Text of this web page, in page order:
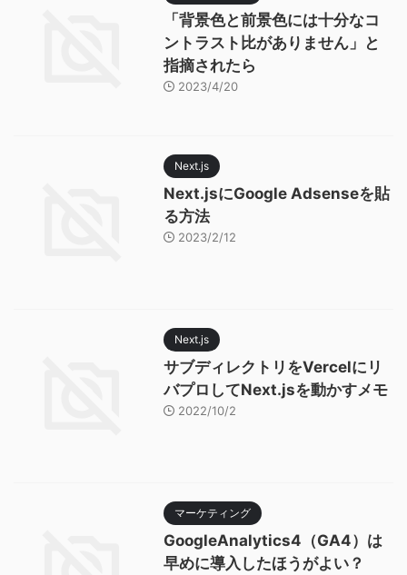
「背景色と前景色には十分なコ
ントラスト比がありません」と
指摘されたら
2023/4/20
Next.js
Next.jsにGoogle Adsenseを貼
る方法
2023/2/12
Next.js
サブディレクトリをVercelにリ
バプロしてNext.jsを動かすメモ
2022/10/2
マーケティング
GoogleAnalytics4（GA4）は
早めに導入したほうがよい？